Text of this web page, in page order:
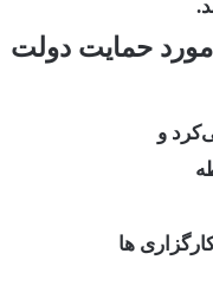
ماشین آلات و ادوات کشاورزی با سابقه 50 ساله مورد حمایت دولت
و
ها